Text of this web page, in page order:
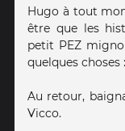
Hugo à tout
être que les
petit PEZ
quelques choses
Au retour,
Vicco.